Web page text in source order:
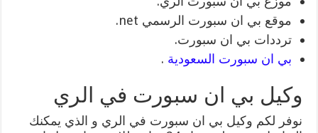
موقع بي ان سبورت الرسمي net.
ترددات بي ان سبورت.
بي ان سبورت السعودية .
وكيل بي ان سبورت في الري
نوفر لكم وكيل بي ان سبورت في الري و الذي يمكنك